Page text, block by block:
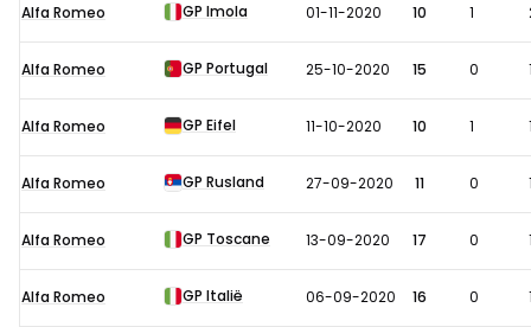
Alfa Romeo GP Imola 01-11-2020 10 1
Alfa Romeo GP Portugal 25-10-2020 15 0
Alfa Romeo GP Eifel 11-10-2020 10 1
Alfa Romeo GP Rusland 27-09-2020 11 0
Alfa Romeo GP Toscane 13-09-2020 17 0
Alfa Romeo GP Italië 06-09-2020 16 0